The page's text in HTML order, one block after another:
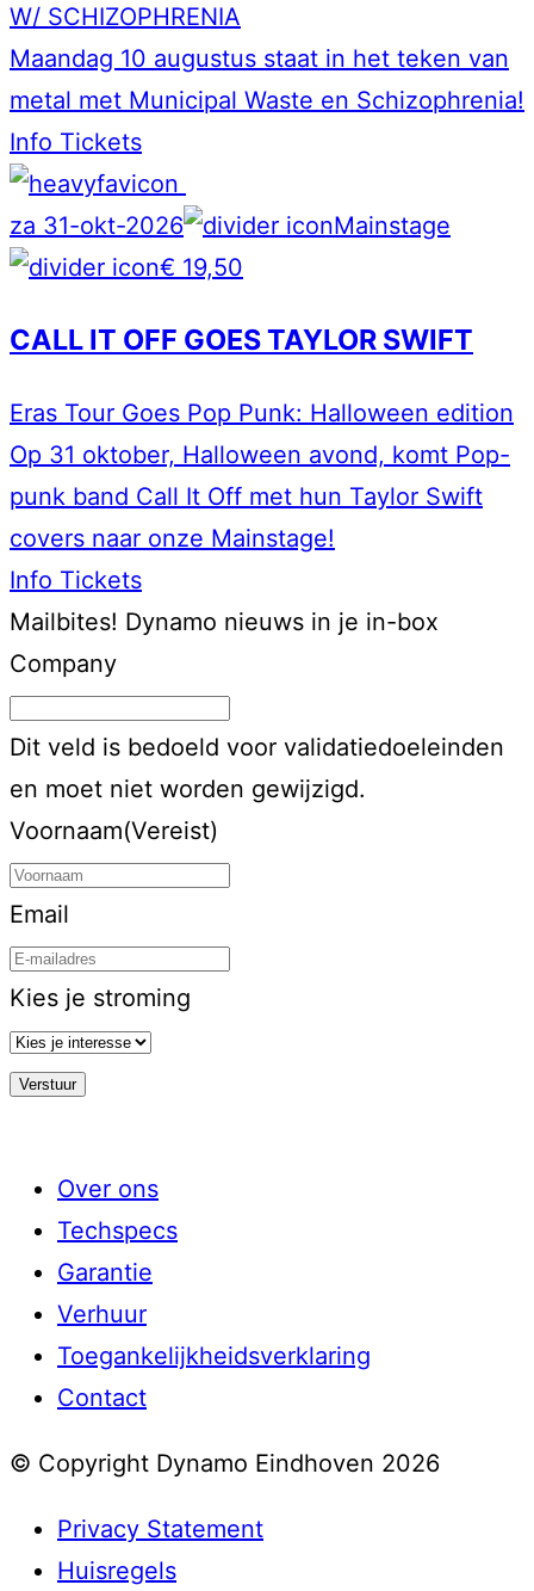
W/ SCHIZOPHRENIA
Maandag 10 augustus staat in het teken van
metal met Municipal Waste en Schizophrenia!
Info Tickets
za 31-okt-2026
Mainstage
€ 19,50
CALL IT OFF GOES TAYLOR SWIFT
Eras Tour Goes Pop Punk: Halloween edition
Op 31 oktober, Halloween avond, komt Pop-
punk band Call It Off met hun Taylor Swift
covers naar onze Mainstage!
Info Tickets
Mailbites! Dynamo nieuws in je in-box
Company
Dit veld is bedoeld voor validatiedoeleinden
en moet niet worden gewijzigd.
Voornaam(Vereist)
Email
Kies je stroming
Over ons
Techspecs
Garantie
Verhuur
Toegankelijkheidsverklaring
Contact
© Copyright Dynamo Eindhoven 2026
Privacy Statement
Huisregels